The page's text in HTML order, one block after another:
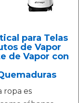
para Telas
de Vapor
de Vapor con
ropa es